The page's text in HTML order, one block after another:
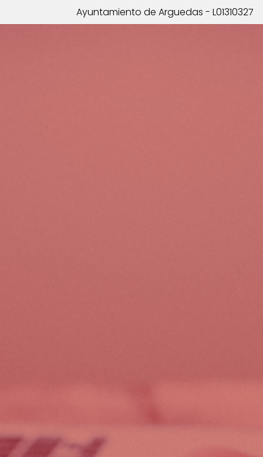
Ayuntamiento de Arguedas - L01310327